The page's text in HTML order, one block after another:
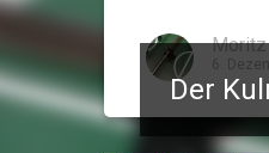
Moritz
Der